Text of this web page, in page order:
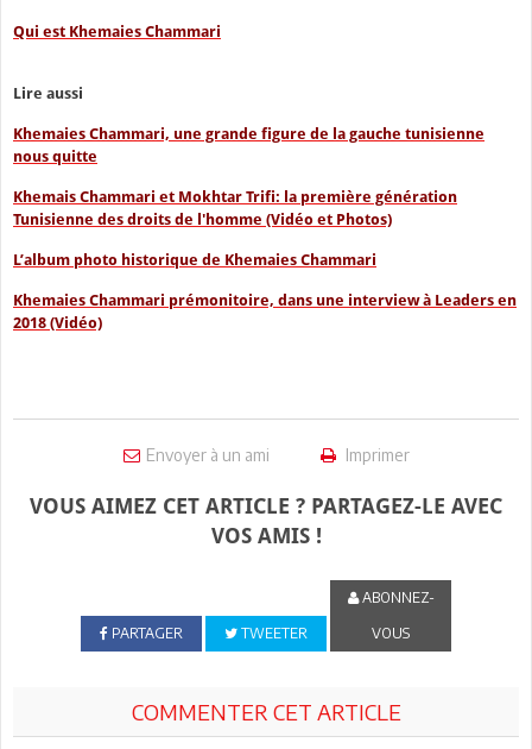
Qui est Khemaies Chammari
Lire aussi
Khemaies Chammari, une grande figure de la gauche tunisienne
nous quitte
Khemais Chammari et Mokhtar Trifi: la première génération
Tunisienne des droits de l'homme (Vidéo et Photos)
L’album photo historique de Khemaies Chammari
Khemaies Chammari prémonitoire, dans une interview à Leaders en
2018 (Vidéo)
Envoyer à un ami Imprimer
VOUS AIMEZ CET ARTICLE ? PARTAGEZ-LE AVEC
VOS AMIS !
PARTAGER TWEETER
ABONNEZ-
VOUS
COMMENTER CET ARTICLE